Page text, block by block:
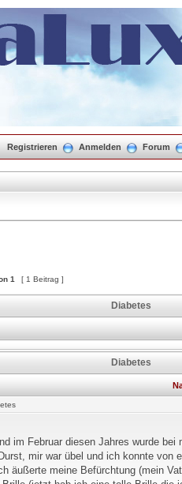
Registrieren Anmelden Forum
1 [ 1 Beitrag ]
Diabetes
Diabetes
im Februar diesen Jahres wurde bei
mir war übel und ich konnte von
äußerte meine Befürchtung (mein